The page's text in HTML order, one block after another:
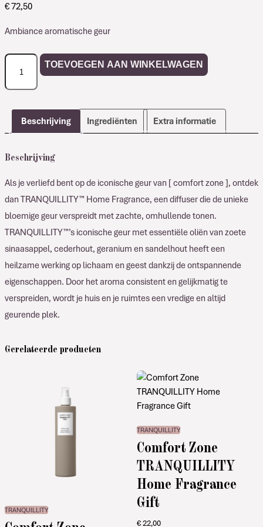
€72,50
Ambiance aromatische geur
Comfort
Zone
TRANQUILITY
Fragrance
aantal
TOEVOEGEN AAN WINKELWAGEN
Beschrijving Ingrediënten Extra informatie
Beschrijving
Als je verliefd bent op de iconische geur van [ comfort zone ], ontdek
dan TRANQUILLITY™ Home Fragrance, een diffuser die de unieke
bloemige geur verspreidt met zachte, omhullende tonen.
TRANQUILLITY™’s iconische geur met essentiële oliën van zoete
sinaasappel, cederhout, geranium en sandelhout heeft een
heilzame werking op lichaam en geest dankzij de ontspannende
eigenschappen. Door het aroma consistent en gelijkmatig te
verspreiden, wordt je huis en je ruimtes een vredige en altijd
geurende plek.
Gerelateerde producten
TRANQUILLITY
TRANQUILLITY
Comfort Zone
TRANQUILLITY
Home Fragrance
Gift
€22,00